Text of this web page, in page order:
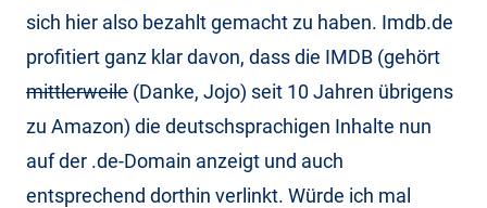
sich hier also bezahlt gemacht zu haben. Imdb.de
profitiert ganz klar davon, dass die IMDB (gehört
mittlerweile (Danke, Jojo) seit 10 Jahren übrigens
zu Amazon) die deutschsprachigen Inhalte nun
auf der .de-Domain anzeigt und auch
entsprechend dorthin verlinkt. Würde ich mal